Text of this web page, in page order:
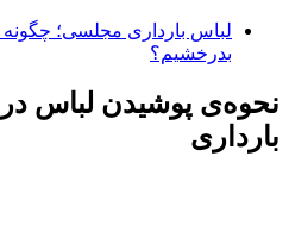
لباس بارداری مجلسی؛ چگونه
بدرخشیم؟
نحوه‌ی پوشیدن لباس
بارداری